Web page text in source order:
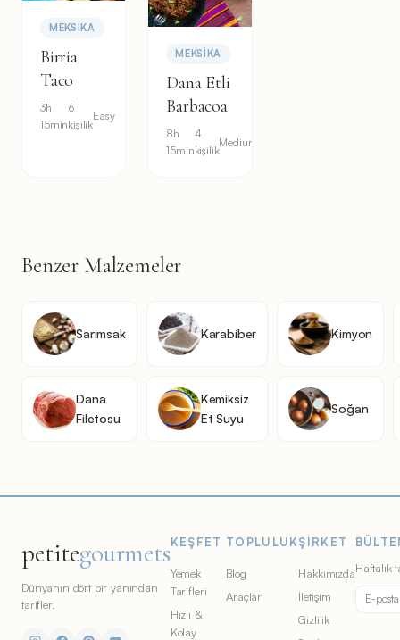
MEKSIKA
Birria
Taco
3h
15min
6
kişilik
Easy
MEKSIKA
Dana Etli
Barbacoa
8h
15min
4
kişilik
Medium
Benzer Malzemeler
Sarımsak Karabiber Kimyon
Dana
Filetosu
Kemiksiz
Et Suyu
Soğan
petitegourmets
Dünyanın dört bir yanından
tarifler.
KEŞFET
Yemek
Tarifleri
Hızlı &
Kolay
TOPLULUK
Blog
Araçlar
ŞIRKET
Hakkımızda
İletişim
Gizlilik
Haftalık